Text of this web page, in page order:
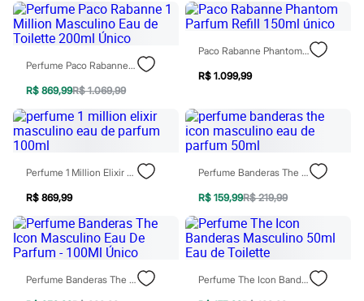
Todos os produtos
Infantil
Em alta
Arrumadinho para os meninos
Romântico para as meninas
Inverno
Novidades
Roupas menina
0 a 24 meses
1 a 5 anos
4 a 12 anos
10 a 16 anos
0 a 24 meses
1 a 5 anos
4 a 12 anos
10 a 16 anos
Acessórios
Recém-nascido
Bolsas e Mochilas
Perfume Paco Rabanne 1 Million Masculino Eau De Toilette 200ml Único
R$ 869,99R$ 1.069,99
Paco Rabanne Phantom Parfum Refill 150ml Único
R$ 1.099,99
Perfume 1 Million Elixir Masculino Eau De Parfum 100ml
R$ 869,99
Perfume Banderas The Icon Masculino Eau De Parfum 50ml
R$ 159,99R$ 219,99
Perfume Banderas The Icon Masculino Eau De Parfum - 100Ml Único Perfume The Icon Banderas Masculino 50ml Eau De Toilette